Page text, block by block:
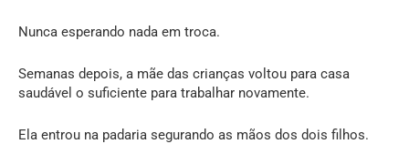
Nunca esperando nada em troca.
Semanas depois, a mãe das crianças voltou para casa
saudável o suficiente para trabalhar novamente.
Ela entrou na padaria segurando as mãos dos dois filhos.